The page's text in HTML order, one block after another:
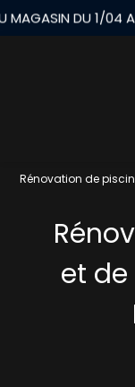
Rénovation de
et
Panneau de